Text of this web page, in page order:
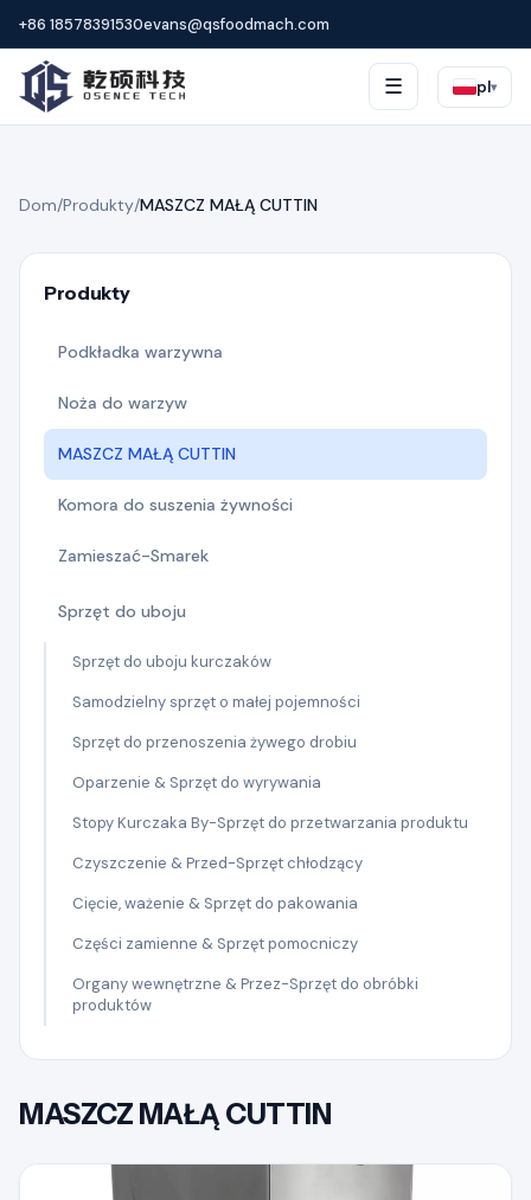
+86 18578391530evans@qsfoodmach.com
☰ pl▾
Dom/Produkty/MASZCZ MAŁĄ CUTTIN
Produkty
Podkładka warzywna
Noża do warzyw
MASZCZ MAŁĄ CUTTIN
Komora do suszenia żywności
Zamieszać-Smarek
Sprzęt do uboju
Sprzęt do uboju kurczaków
Samodzielny sprzęt o małej pojemności
Sprzęt do przenoszenia żywego drobiu
Oparzenie & Sprzęt do wyrywania
Stopy Kurczaka By-Sprzęt do przetwarzania produktu
Czyszczenie & Przed-Sprzęt chłodzący
Cięcie, ważenie & Sprzęt do pakowania
Części zamienne & Sprzęt pomocniczy
Organy wewnętrzne & Przez-Sprzęt do obróbki
produktów
MASZCZ MAŁĄ CUTTIN